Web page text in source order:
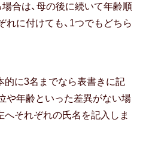
・常識
書き
ラッピング
合は、母の後に続いて年齢順
れに付けても、1つでもどちら
的に3名までなら表書きに記
や年齢といった差異がない場
へそれぞれの氏名を記入しま